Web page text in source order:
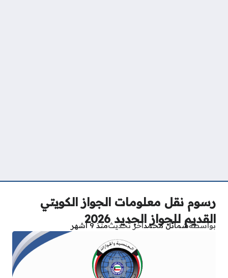
رسوم نقل معلومات الجواز الكويتي
القديم للجواز الجديد 2026
بواسطةشمائل محمدآخر تحديثمنذ 9 أشهر